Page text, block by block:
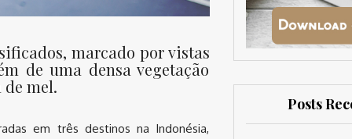
marcado por vistas
de uma densa vegetação
mel.
em três destinos na Indonésia,
Posts